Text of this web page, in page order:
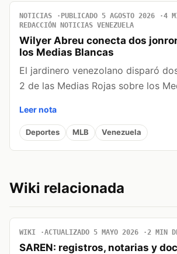
NOTICIAS PUBLICADO 5 AGOSTO 2026
4
REDACCIÓN NOTICIAS VENEZUELA
Wilyer Abreu conecta dos
los Medias Blancas
El jardinero venezolano disparó
2 de las Medias Rojas sobre los
Leer nota
Deportes MLB Venezuela
Wiki relacionada
WIKI ACTUALIZADO 5 MAYO 2026 2 MIN
SAREN: registros, notarias y